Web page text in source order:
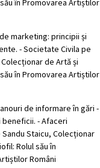
în Promovarea Artiștilor
marketing: principii și
- Societate Civila pe
de Artă și
în Promovarea Artiștilor
de informare în gări -
- Afaceri
Sandu Staicu, Colecționar
Rolul său în
Români